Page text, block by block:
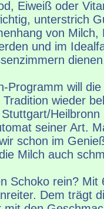
Eiweiß oder
unterstrich
von Milch,
und im
Programm will
wieder
seiner Art.
schon im
Milch auch
Schoko rein? Mit
Dem trägt